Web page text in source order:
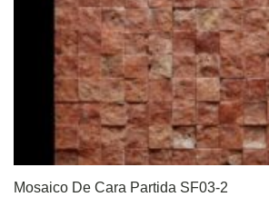
Mosaico De Cara Partida SF03-2